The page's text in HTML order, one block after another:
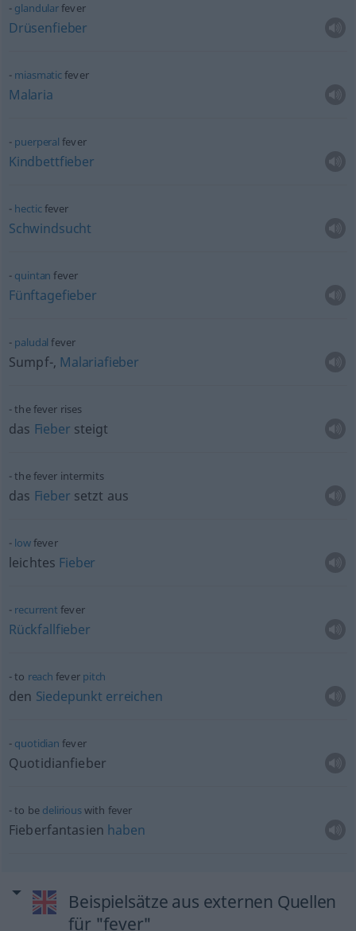
glandularfever
Drüsenfieber
miasmaticfever
Malaria
puerperal fever
Kindbettfieber
hecticfever
Schwindsucht
quintan fever
Fünftagefieber
paludal fever
Sumpf-, Malariafieber
the fever rises
das Fieber steigt
the fever intermits
das Fieber setzt aus
lowfever
leichtes Fieber
recurrent fever
Rückfallfieber
to reach fever pitch
den Siedepunkt erreichen
quotidian fever
Quotidianfieber
to be deliriouswith fever
Fieberfantasien haben
Beispielsätze aus externen Quellen
für "fever"